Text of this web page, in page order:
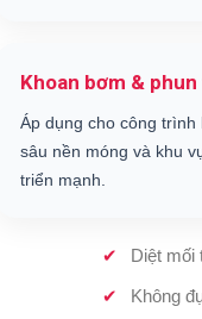
Khoan bơm &
Áp dụng cho công trình
sâu nền móng và khu
triển mạnh.
Diệt mối
Không